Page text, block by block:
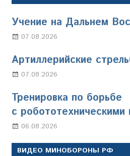
Учение на Дальнем
07.08.2026
Артиллерийские
07.08.2026
Тренировка по борьбе
с робототехническими
06.08.2026
ВИДЕО МИНОБОРОНЫ РФ